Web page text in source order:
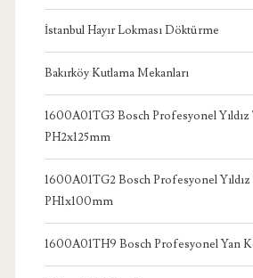
İstanbul Hayır Lokması Döktürme
Bakırköy Kutlama Mekanları
1600A01TG3 Bosch Profesyonel
PH2x125mm
1600A01TG2 Bosch Profesyonel
PH1x100mm
1600A01TH9 Bosch Profesyonel Yan